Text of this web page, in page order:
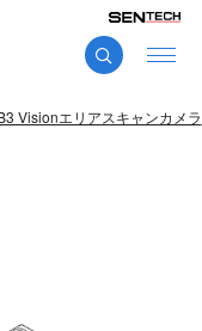
Visionエリアスキャンカメラ